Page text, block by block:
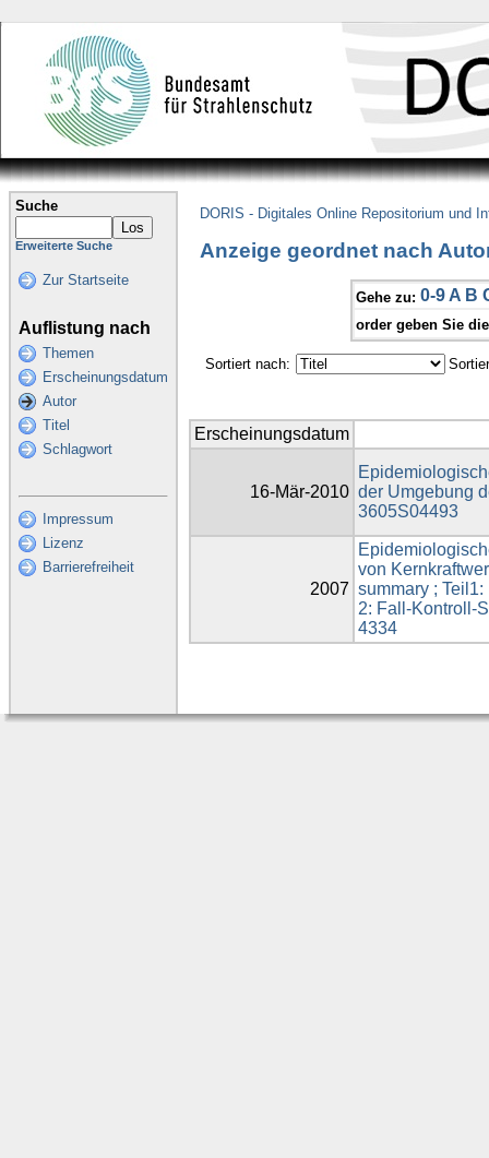
Suche
Erweiterte Suche
Zur Startseite
Auflistung nach
Themen
Erscheinungsdatum
Autor
Titel
Schlagwort
Impressum
Lizenz
Barrierefreiheit
DORIS - Digitales Online Repositorium und
Anzeige geordnet nach
Gehe zu: 0-9 A B
order geben Sie
Sortiert nach:
Erscheinungsdatum
16-Mär-2010 der Umgebung
3605S04493
2007
von
summary ;
2: Fall-Kontroll-
4334